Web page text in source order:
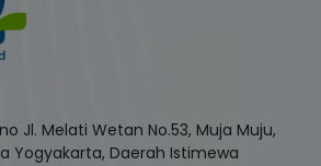
Jl. Melati Wetan No.53, Muja Muju,
Yogyakarta, Daerah Istimewa